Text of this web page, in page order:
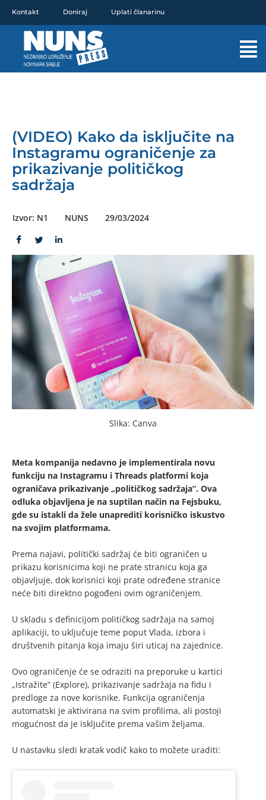
sadržaj
Kontakt Doniraj Uplati članarinu
(VIDEO) Kako da isključite na
Instagramu ograničenje za
prikazivanje političkog
sadržaja
Izvor: N1 NUNS 29/03/2024
Slika: Canva
Meta kompanija nedavno je implementirala novu
funkciju na Instagramu i Threads platformi koja
ograničava prikazivanje „političkog sadržaja“. Ova
odluka objavljena je na suptilan način na Fejsbuku,
gde su istakli da žele unaprediti korisničko iskustvo
na svojim platformama.
Prema najavi, politički sadržaj će biti ograničen u
prikazu korisnicima koji ne prate stranicu koja ga
objavljuje, dok korisnici koji prate određene stranice
neće biti direktno pogođeni ovim ograničenjem.
U skladu s definicijom političkog sadržaja na samoj
aplikaciji, to uključuje teme poput Vlada, izbora i
društvenih pitanja koja imaju širi uticaj na zajednice.
Ovo ograničenje će se odraziti na preporuke u kartici
„Istražite“ (Explore), prikazivanje sadržaja na fidu i
predloge za nove korisnike. Funkcija ograničenja
automatski je aktivirana na svim profilima, ali postoji
mogućnost da je isključite prema vašim željama.
U nastavku sledi kratak vodič kako to možete uraditi: